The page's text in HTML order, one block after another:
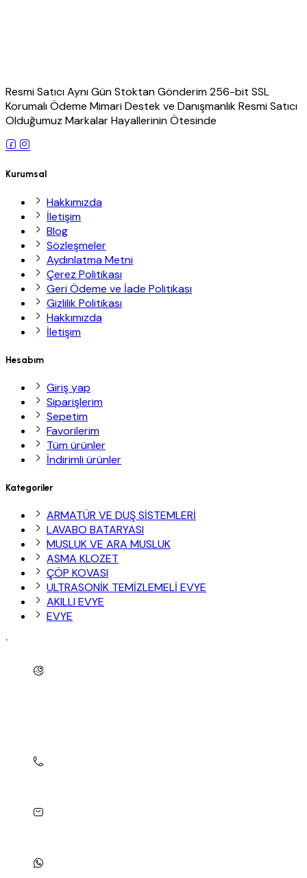
Resmi Satıcı Aynı Gün Stoktan Gönderim 256-bit SSL
Korumalı Ödeme Mimari Destek ve Danışmanlık Resmi Satıcı
Olduğumuz Markalar Hayallerinin Ötesinde
Kurumsal
Hakkımızda
İletişim
Blog
Sözleşmeler
Aydınlatma Metni
Çerez Politikası
Geri Ödeme ve İade Politikası
Gizlilik Politikası
Hakkımızda
İletişim
Hesabım
Giriş yap
Siparişlerim
Sepetim
Favorilerim
Tüm ürünler
İndirimli ürünler
Kategoriler
ARMATÜR VE DUŞ SİSTEMLERİ
LAVABO BATARYASI
MUSLUK VE ARA MUSLUK
ASMA KLOZET
ÇÖP KOVASI
ULTRASONİK TEMİZLEMELİ EVYE
AKILLI EVYE
EVYE
İletişim